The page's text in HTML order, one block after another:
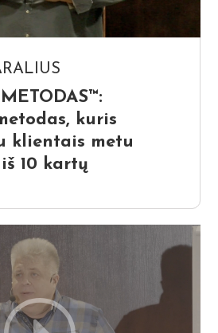
kuris
klientais metu
10 kartų